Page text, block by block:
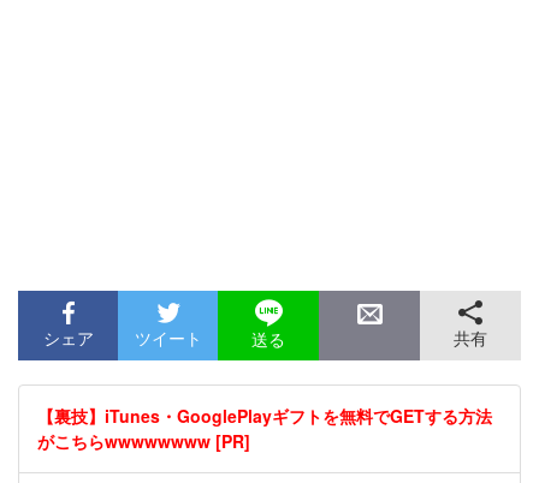
シェア ツイート 送る 共有
【裏技】iTunes・GooglePlayギフトを無料でGETする方法
がこちらwwwwwwww [PR]